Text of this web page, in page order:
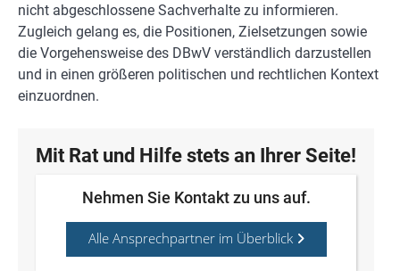
nicht abgeschlossene Sachverhalte zu informieren.
Zugleich gelang es, die Positionen, Zielsetzungen sowie
die Vorgehensweise des DBwV verständlich darzustellen
und in einen größeren politischen und rechtlichen Kontext
einzuordnen.
Mit Rat und Hilfe stets an Ihrer Seite!
Nehmen Sie Kontakt zu uns auf.
Alle Ansprechpartner im Überblick